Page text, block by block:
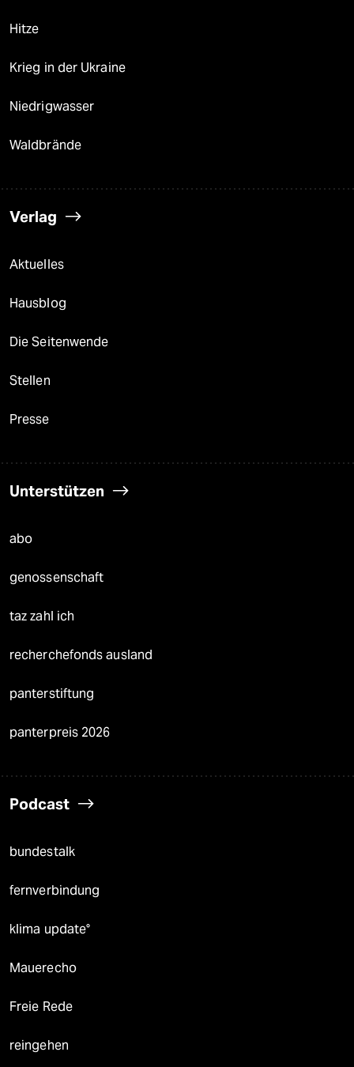
Hitze
Krieg in der Ukraine
Niedrigwasser
Waldbrände
Verlag
Aktuelles
Hausblog
Die Seitenwende
Stellen
Presse
Unterstützen
abo
genossenschaft
taz zahl ich
recherchefonds ausland
panterstiftung
panterpreis 2026
Podcast
bundestalk
fernverbindung
klima update°
Mauerecho
Freie Rede
reingehen